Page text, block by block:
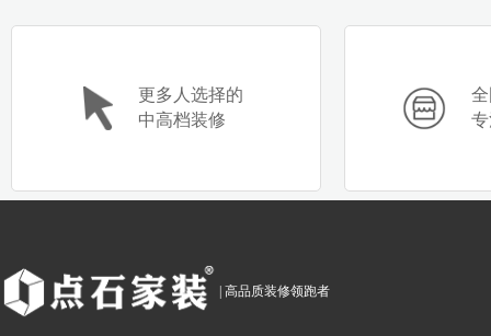
更多人选择的
中高档装修
| 高品质装修领跑者